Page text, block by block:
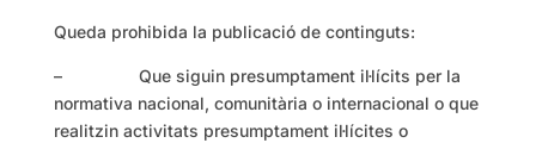
Queda prohibida la publicació de continguts:
– Que siguin presumptament il·lícits per la
normativa nacional, comunitària o internacional o que
realitzin activitats presumptament il·lícites o